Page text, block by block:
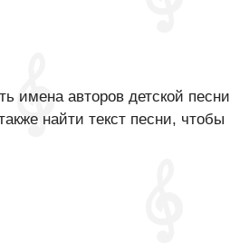
имена авторов детской песни
найти текст песни, чтобы